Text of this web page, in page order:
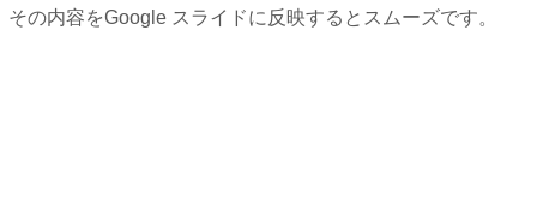
その内容をGoogle スライドに反映するとスムーズです。